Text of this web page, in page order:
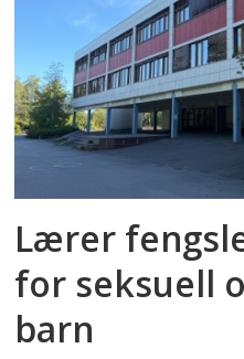
Lærer
for seksuell
barn